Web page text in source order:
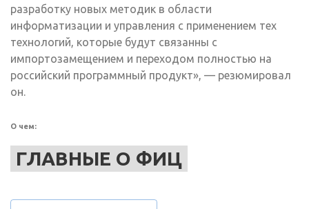
разработку новых методик в области
информатизации и управления с применением тех
технологий, которые будут связанны с
импортозамещением и переходом полностью на
российский программный продукт», — резюмировал
он.
О чем:
ГЛАВНЫЕ О ФИЦ